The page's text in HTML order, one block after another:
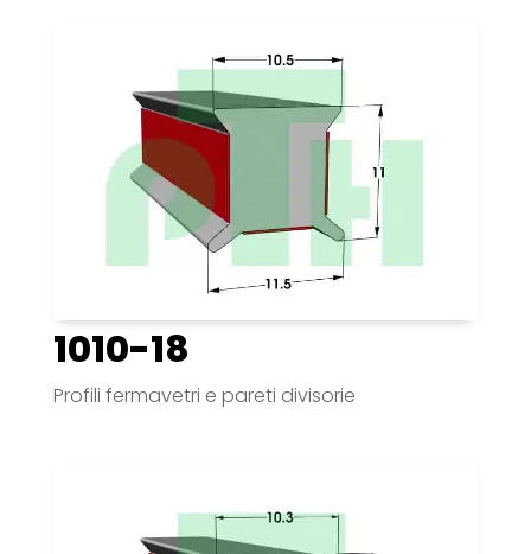
1010-18
Profili fermavetri e pareti divisorie